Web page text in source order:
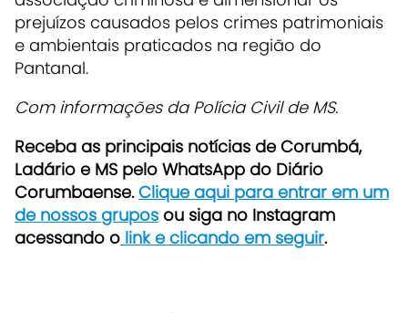
prejuízos causados pelos crimes patrimoniais
e ambientais praticados na região do
Pantanal.
Com informações da Polícia Civil de MS.
Receba as principais notícias de Corumbá,
Ladário e MS pelo WhatsApp do Diário
Corumbaense.Clique aqui para entrar em um
de nossos grupos ou siga no Instagram
acessando o link e clicando em seguir.